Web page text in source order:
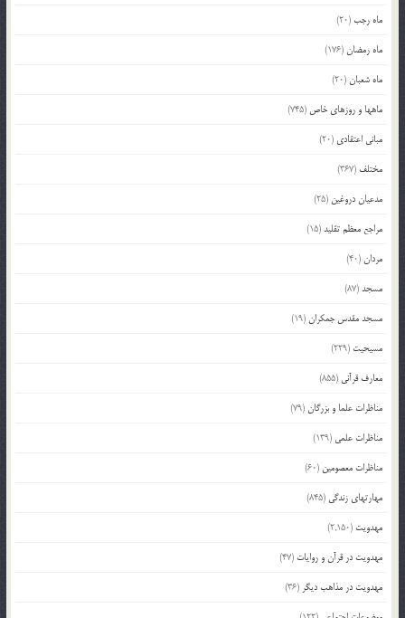
ماه رجب(20)
ماه رمضان(176)
ماه شعبان(20)
ماهها و روزهای خاص (745)
مبانی اعتقادی (20)
مختلف (367)
مدعیان دروغین (25)
مراجع معظم تقلید(15)
مردان(40)
مسجد(87)
مسجد مقدس جمکران(19)
مسیحیت (229)
معارف قرآنی (855)
مناظرات علما و بزرگان(79)
مناظرات علمی (139)
مناظرات معصومین (60)
مهارتهای زندگی (845)
مهدویت (2,150)
مهدویت در قرآن و روایات (47)
مهدویت در مذاهب دیگر (36)